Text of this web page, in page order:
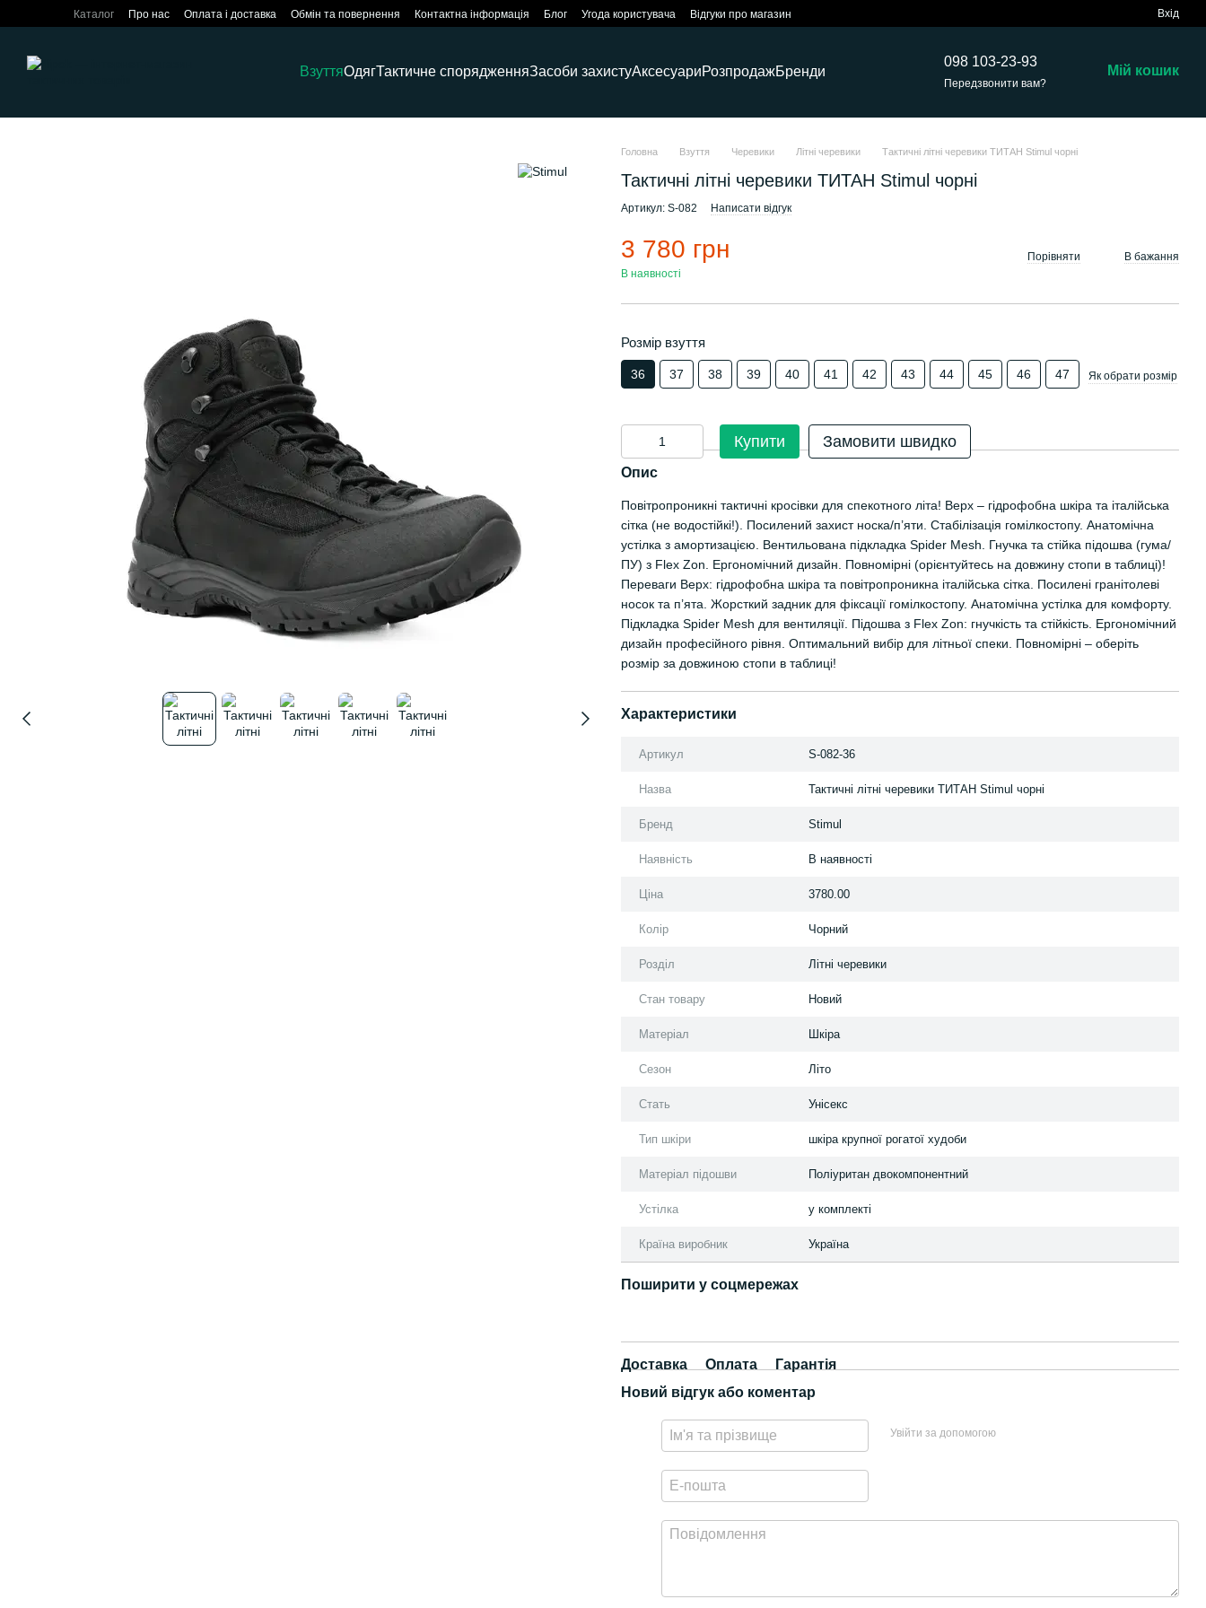
Перейти до основного контенту
Каталог Про нас Оплата і доставка Обмін та повернення Контактна інформація Блог Угода користувача Відгуки про магазин Вхід
ВзуттяОдягТактичне спорядженняЗасоби захистуАксесуариРозпродажБренди
098 103-23-93
Передзвонити вам?
Мій кошик
Головна Взуття Черевики Літні черевики Тактичні літні черевики ТИТАН Stimul чорні
Тактичні літні черевики ТИТАН Stimul чорні
Артикул: S-082 Написати відгук
3 780 грн
В наявності
Порівняти В бажання
Розмір взуття
36 37 38 39 40 41 42 43 44 45 46 47 Як обрати розмір
Купити Замовити швидко
Опис
Повітропроникні тактичні кросівки для спекотного літа! Верх – гідрофобна шкіра та італійська
сітка (не водостійкі!). Посилений захист носка/п’яти. Стабілізація гомілкостопу. Анатомічна
устілка з амортизацією. Вентильована підкладка Spider Mesh. Гнучка та стійка підошва (гума/
ПУ) з Flex Zon. Ергономічний дизайн. Повномірні (орієнтуйтесь на довжину стопи в таблиці)!
Переваги Верх: гідрофобна шкіра та повітропроникна італійська сітка. Посилені гранітолеві
носок та п’ята. Жорсткий задник для фіксації гомілкостопу. Анатомічна устілка для комфорту.
Підкладка Spider Mesh для вентиляції. Підошва з Flex Zon: гнучкість та стійкість. Ергономічний
дизайн професійного рівня. Оптимальний вибір для літньої спеки. Повномірні – оберіть
розмір за довжиною стопи в таблиці!
Характеристики
Артикул S-082-36
Назва Тактичні літні черевики ТИТАН Stimul чорні
Бренд Stimul
Наявність В наявності
Ціна 3780.00
Колір Чорний
Розділ Літні черевики
Стан товару Новий
Матеріал Шкіра
Сезон Літо
Стать Унісекс
Тип шкіри шкіра крупної рогатої худоби
Матеріал підошви Поліуритан двокомпонентний
Устілка у комплекті
Країна виробник Україна
Поширити у соцмережах
Доставка Оплата
Гарантія
Новий відгук або коментар
Увійти за допомогою